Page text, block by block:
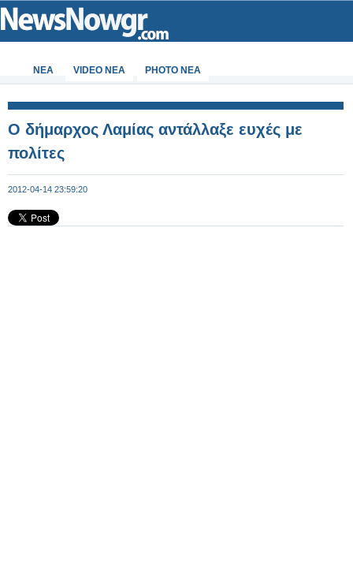
ΝΕΑ VIDEO NEA PHOTO NEA
Ο δήμαρχος Λαμίας αντάλλαξε ευχές με
πολίτες
2012-04-14 23:59:20